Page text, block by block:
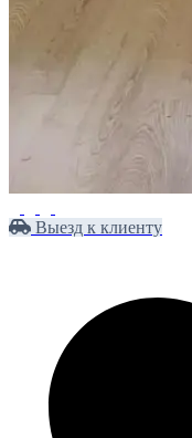
Выезд к клиенту